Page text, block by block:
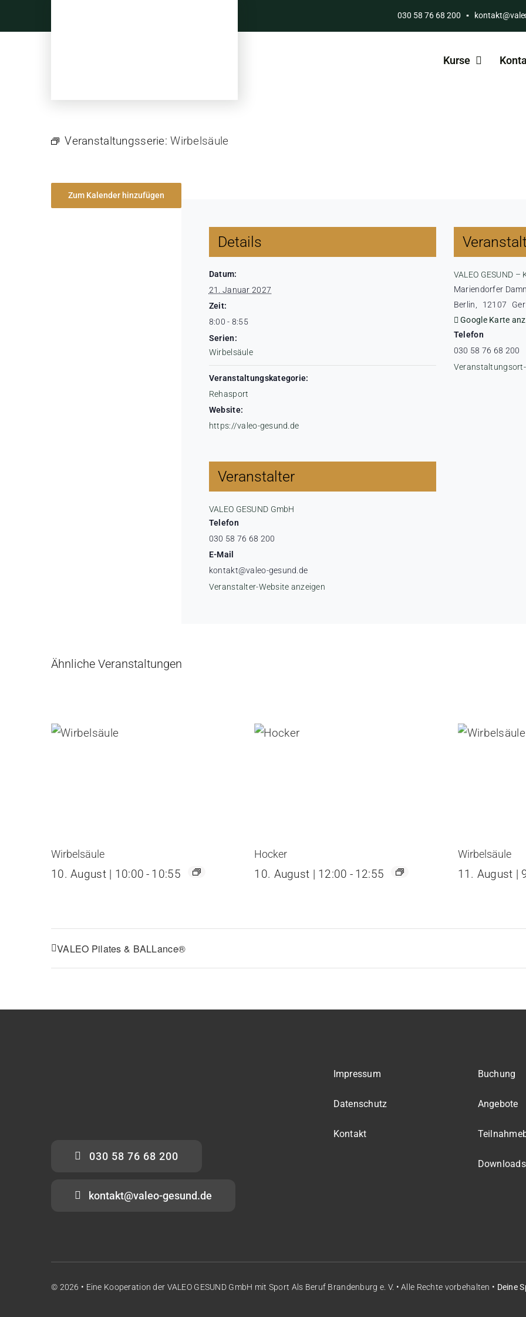
030 58 76 68 200 ▪
Kurse
Veranstaltungsserie:Wirbelsäule
Zum Kalender hinzufügen
Details
Datum:
21. Januar 2027
Zeit:
8:00 - 8:55
Serien:
Wirbelsäule
Veranstaltungskategorie:
Rehasport
Website:
https://valeo-gesund.de
Veranstalter
VALEO GESUND GmbH
Telefon
030 58 76 68 200
E-Mail
kontakt@valeo-gesund.de
Veranstalter-Website anzeigen
VALEO GESUND –
Mariendorfer
Berlin
12107
Google Karte
Telefon
030 58 76 68 200
Ähnliche Veranstaltungen
Wirbelsäule
10. August | 10:00 - 10:55
Hocker
10. August | 12:00 - 12:55
Wirbelsäule
11. August |
VALEO Pilates & BALLance®
030 58 76 68 200
kontakt@valeo-gesund.de
Impressum
Datenschutz
Kontakt
Buchung
Angebote
Downloads
© 2026 • Eine Kooperation der VALEO GESUND GmbH mit Sport Als Beruf Brandenburg e. V. • Alle Rechte vorbehalten • Deine